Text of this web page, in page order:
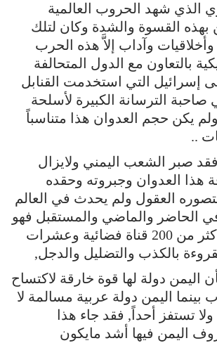
الذي شهد الحروب العالمية
بهذه القسوة والشدة وكان لتلك
وآداب إلاَّ هذه الحرب
بالتعاون مع الدول المتحالفة
إسرائيل التي استخدمت القنابل
صاحبة الترسانة الكبيرة لأسلحة
يكن حجم العدوان هذا متناسباً
..
صبر الشعب اليمني ولايزال
هذا العدوان وجبروته وحقده
تتصوره العقول ولم يحدث في العالم
الحاضر والماضي والمستقبل فهو
عدوان ترافقه أكثر من 200 قناة فضائية وعشرات
بالكذب والتضليل والدجل,
اليمن دولة لها قوة خارقة لاكتساح
بينما اليمن دولة عربية مسالمة لا
تستفز أحداً, فقد جاء هذا
اليمن فيها أشد مايكون